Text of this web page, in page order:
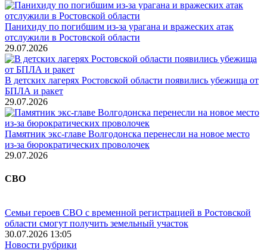
Панихиду по погибшим из-за урагана и вражеских атак
отслужили в Ростовской области
29.07.2026
В детских лагерях Ростовской области появились убежища от
БПЛА и ракет
29.07.2026
Памятник экс-главе Волгодонска перенесли на новое место
из-за бюрократических проволочек
29.07.2026
СВО
Семьи героев СВО с временной регистрацией в Ростовской
области смогут получить земельный участок
30.07.2026 13:05
Новости рубрики